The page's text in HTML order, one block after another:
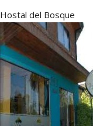
Hostal del Bosque